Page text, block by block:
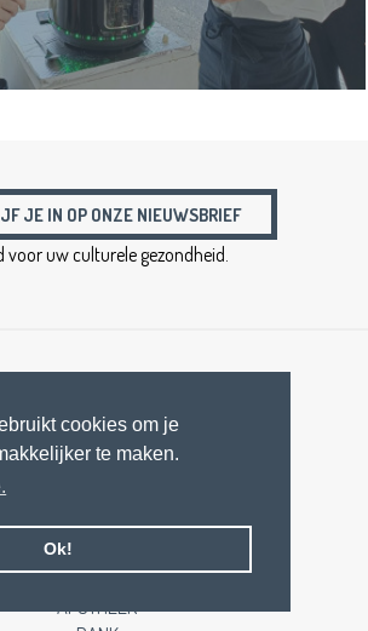
cookies om je
te maken.
Ok!
JE IN OP ONZE NIEUWSBRIEF
voor uw culturele gezondheid.
CULTUURCENTRUM
AANBOD CULTUURCENTRUM
CONTACT
WIE IS WIE
SCHOOLVOORSTELLINGEN
BOZE WOLFFESTIVAL
FOLK&BLUEGRASS
AARSCHOT VOLKOREN
APOTHEEK